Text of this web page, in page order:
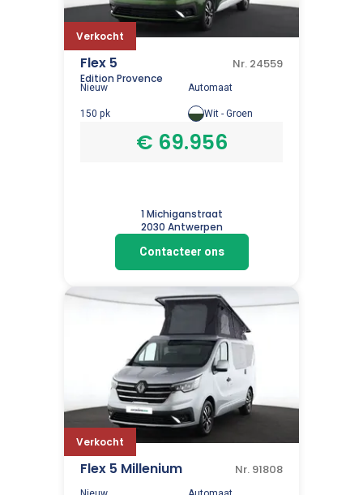
Verkocht
Flex 5 Nr. 24559
Edition Provence
Nieuw
Automaat
150 pk
Wit - Groen
€ 69.956
1 Michiganstraat
2030 Antwerpen
Contacteer ons
Verkocht
Flex 5 Millenium Nr. 91808